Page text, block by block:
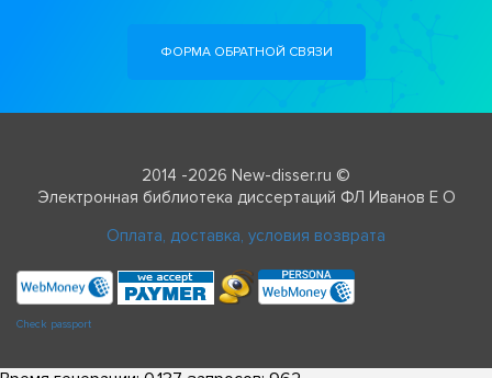
ФОРМА ОБРАТНОЙ СВЯЗИ
2014 -2026 New-disser.ru ©
Электронная библиотека диссертаций ФЛ Иванов Е О
Оплата, доставка, условия возврата
Check passport